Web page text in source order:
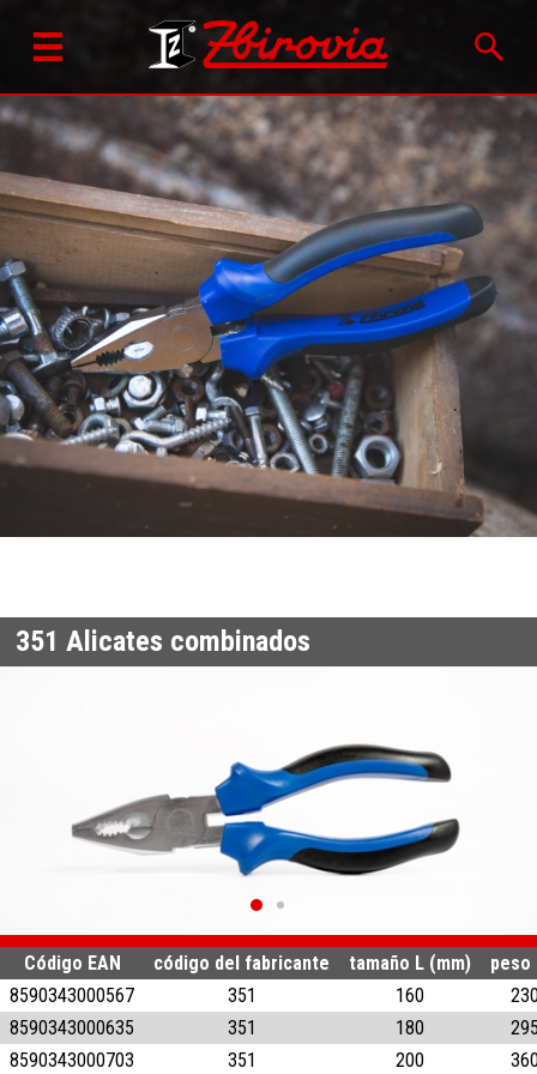
351 Alicates combinados
Código EAN código del fabricante tamaño L (mm)
peso
8590343000567
351 160
8590343000635
351 180
8590343000703
351 200